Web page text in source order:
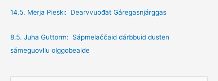
14.5. Merja Pieski: Dearvvuođat Gáregasnjárggas
8.5. Juha Guttorm: Sápmelaččaid dárbbuid dusten
sámeguovllu olggobealde